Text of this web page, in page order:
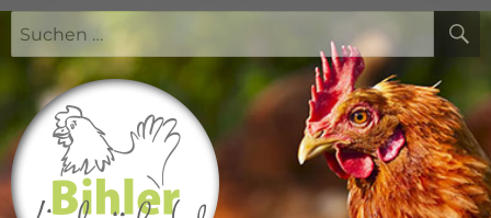
Suchen
nach: